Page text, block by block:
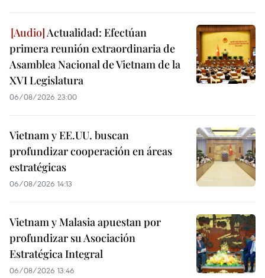
Actualidad: Efectúan
primera reunión extraordinaria de
Asamblea Nacional de Vietnam de la
XVI Legislatura
06/08/2026 23:00
Vietnam y EE.UU. buscan
profundizar cooperación en áreas
estratégicas
06/08/2026 14:13
Vietnam y Malasia apuestan por
profundizar su Asociación
Estratégica Integral
06/08/2026 13:46